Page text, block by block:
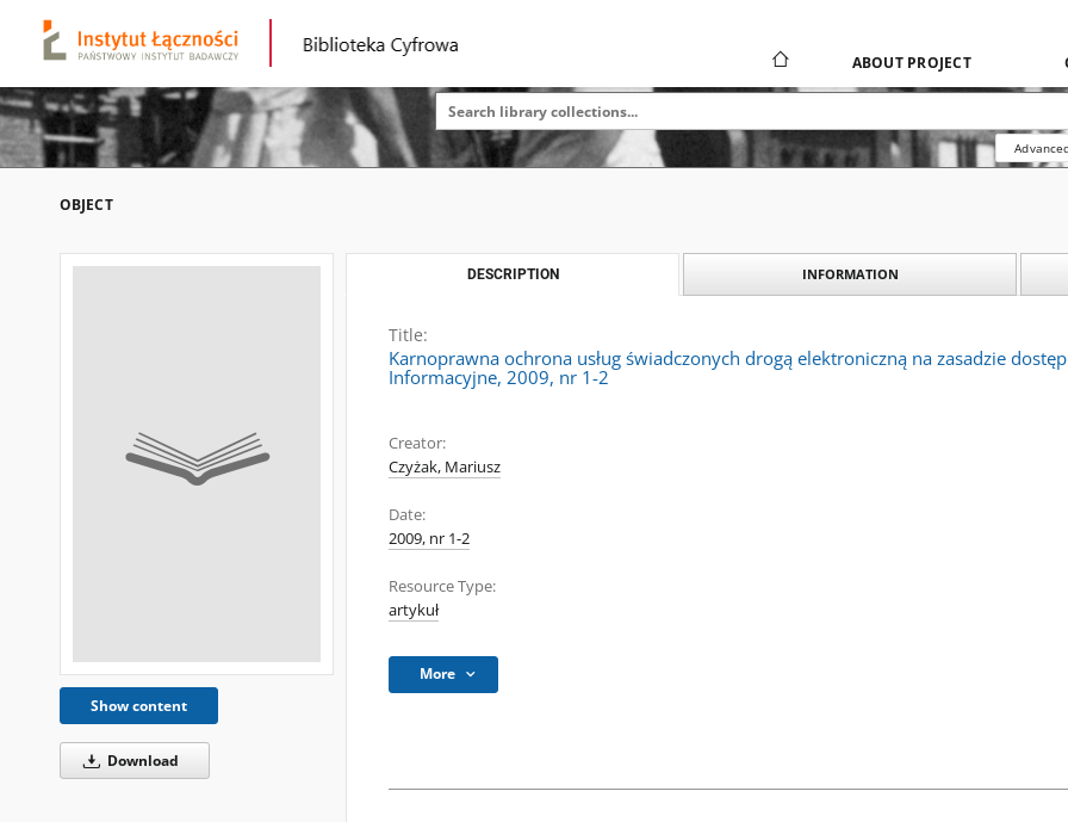
ABOUT PROJECT
OBJECT
Show content
Download
DESCRIPTION INFORMATION
Title:
Karnoprawna ochrona usług świadczonych drogą elektroniczną na zasadzie
Informacyjne, 2009, nr 1-2
Creator:
Czyżak, Mariusz
Date:
2009, nr 1-2
Resource Type:
artykuł
More